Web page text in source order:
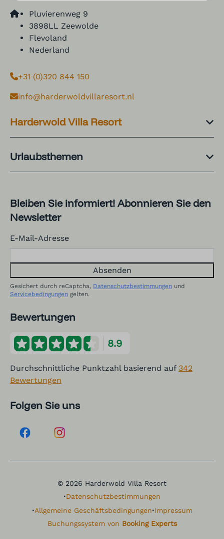
Pluvierenweg 9
3898LL Zeewolde
Flevoland
Nederland
+31 (0)320 844 150
info@harderwoldvillaresort.nl
Harderwold Villa Resort
Urlaubsthemen
Bleiben Sie informiert! Abonnieren Sie den
Newsletter
E-Mail-Adresse
Absenden
Gesichert durch reCaptcha, Datenschutzbestimmungen und
Servicebedingungen gelten.
Bewertungen
8.9
Durchschnittliche Punktzahl basierend auf 342
Bewertungen
Folgen Sie uns
© 2026 Harderwold Villa Resort
·Datenschutzbestimmungen
·Allgemeine Geschäftsbedingungen·Impressum
Buchungssystem von Booking Experts